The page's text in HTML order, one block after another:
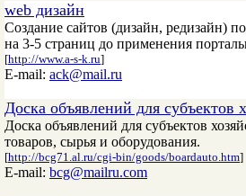
web дизайн
Создание сайтов (дизайн, редизайн)
на 3-5 страниц до применения
[http://www.a-s-k.ru]
E-mail: ack@mail.ru
Доска объявлений для субъектов
Доска объявлений для субъектов
товаров, сырья и оборудования.
[http://bcg71.al.ru/cgi-bin/goods/boardauto.htm]
E-mail: bcg@mailru.com